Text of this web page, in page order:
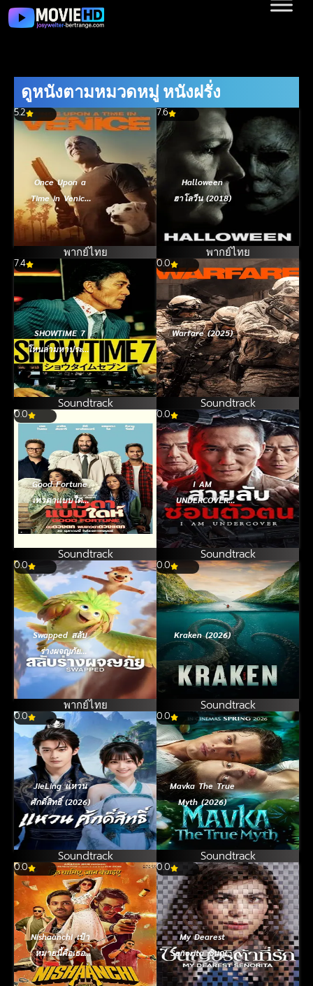
ดูหนังตามหมวดหมู่ หนังฝรั่ง
5.2
Once Upon a
Time in Venice
อหังการ ตามล่า
กลางกรุงเวนิส
(2017)พากย์ไทย
7.6
Halloween
ฮาโลวีน (2018)
พากย์ไทย
7.4
SHOWTIME 7
โหนล่ามหาประลัย
(2025)
Soundtrack
0.0
Warfare (2025)
Soundtrack
0.0
Good Fortune
เทวดาแบบใดห์
(2025)
Soundtrack
0.0
I AM
UNDERCOVER
สายลับซ่อนตัวตน
(2026)
Soundtrack
0.0
Swapped สลับ
ร่างผจญภัย
(2026)
พากย์ไทย
0.0
Kraken (2026)
Soundtrack
0.0
JieLing แหวน
ศักดิ์สิทธิ์ (2026)
Soundtrack
0.0
Mavka The True
Myth (2026)
Soundtrack
0.0
Nishaanchi เป้า
หมายนี้คือเธอ
(2025)
0.0
My Dearest
Señorita ซินญอริ
ต้าที่รัก (2026)